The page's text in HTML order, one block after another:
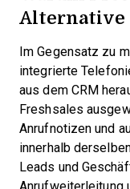
Alternative
Im Gegensatz zu
integrierte
aus dem CRM
Freshsales
Anrufnotizen und
innerhalb
Leads und
Anrufweiterleitung